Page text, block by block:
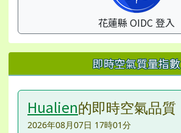
花蓮縣 OIDC 登入
即時空氣質量指數
Hualien的即時空氣品質
2026年08月07日 17時01分